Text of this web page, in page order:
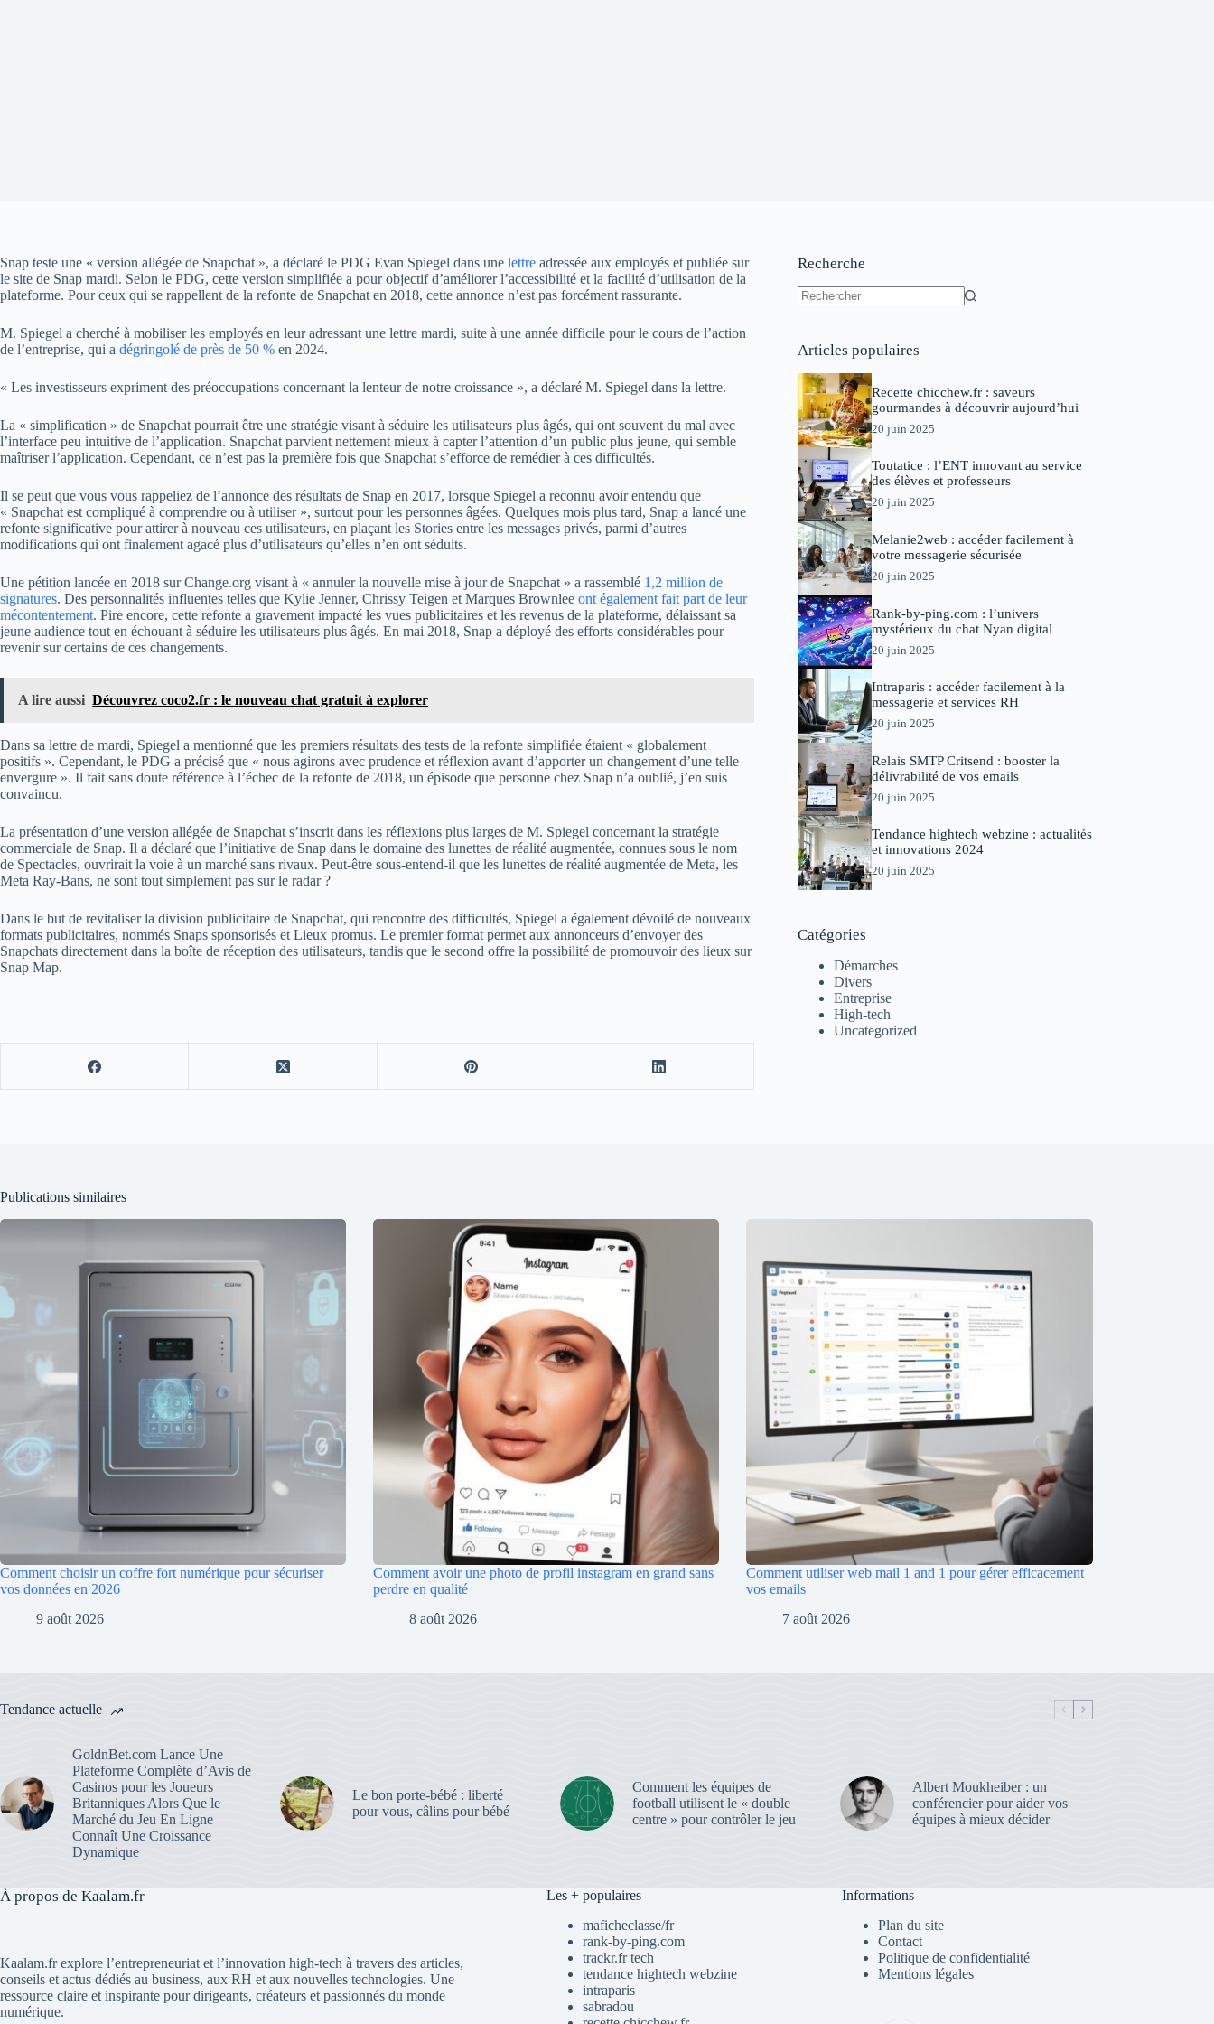
Snap teste une « version allégée de Snapchat », a déclaré le PDG Evan Spiegel dans une lettre adressée aux employés et publiée sur
le site de Snap mardi. Selon le PDG, cette version simplifiée a pour objectif d’améliorer l’accessibilité et la facilité d’utilisation de la
plateforme. Pour ceux qui se rappellent de la refonte de Snapchat en 2018, cette annonce n’est pas forcément rassurante.
M. Spiegel a cherché à mobiliser les employés en leur adressant une lettre mardi, suite à une année difficile pour le cours de l’action
de l’entreprise, qui a dégringolé de près de 50 % en 2024.
« Les investisseurs expriment des préoccupations concernant la lenteur de notre croissance », a déclaré M. Spiegel dans la lettre.
La « simplification » de Snapchat pourrait être une stratégie visant à séduire les utilisateurs plus âgés, qui ont souvent du mal avec
l’interface peu intuitive de l’application. Snapchat parvient nettement mieux à capter l’attention d’un public plus jeune, qui semble
maîtriser l’application. Cependant, ce n’est pas la première fois que Snapchat s’efforce de remédier à ces difficultés.
Il se peut que vous vous rappeliez de l’annonce des résultats de Snap en 2017, lorsque Spiegel a reconnu avoir entendu que
« Snapchat est compliqué à comprendre ou à utiliser », surtout pour les personnes âgées. Quelques mois plus tard, Snap a lancé une
refonte significative pour attirer à nouveau ces utilisateurs, en plaçant les Stories entre les messages privés, parmi d’autres
modifications qui ont finalement agacé plus d’utilisateurs qu’elles n’en ont séduits.
Une pétition lancée en 2018 sur Change.org visant à « annuler la nouvelle mise à jour de Snapchat » a rassemblé 1,2 million de
signatures. Des personnalités influentes telles que Kylie Jenner, Chrissy Teigen et Marques Brownlee ont également fait part de leur
mécontentement. Pire encore, cette refonte a gravement impacté les vues publicitaires et les revenus de la plateforme, délaissant sa
jeune audience tout en échouant à séduire les utilisateurs plus âgés. En mai 2018, Snap a déployé des efforts considérables pour
revenir sur certains de ces changements.
A lire aussi Découvrez coco2.fr : le nouveau chat gratuit à explorer
Dans sa lettre de mardi, Spiegel a mentionné que les premiers résultats des tests de la refonte simplifiée étaient « globalement
positifs ». Cependant, le PDG a précisé que « nous agirons avec prudence et réflexion avant d’apporter un changement d’une telle
envergure ». Il fait sans doute référence à l’échec de la refonte de 2018, un épisode que personne chez Snap n’a oublié, j’en suis
convaincu.
La présentation d’une version allégée de Snapchat s’inscrit dans les réflexions plus larges de M. Spiegel concernant la stratégie
commerciale de Snap. Il a déclaré que l’initiative de Snap dans le domaine des lunettes de réalité augmentée, connues sous le nom
de Spectacles, ouvrirait la voie à un marché sans rivaux. Peut-être sous-entend-il que les lunettes de réalité augmentée de Meta, les
Meta Ray-Bans, ne sont tout simplement pas sur le radar ?
Dans le but de revitaliser la division publicitaire de Snapchat, qui rencontre des difficultés, Spiegel a également dévoilé de nouveaux
formats publicitaires, nommés Snaps sponsorisés et Lieux promus. Le premier format permet aux annonceurs d’envoyer des
Snapchats directement dans la boîte de réception des utilisateurs, tandis que le second offre la possibilité de promouvoir des lieux sur
Snap Map.
Recherche
Articles populaires
Recette chicchew.fr : saveurs
gourmandes à découvrir aujourd’hui
20 juin 2025
Toutatice : l’ENT innovant au service
des élèves et professeurs
20 juin 2025
Melanie2web : accéder facilement à
votre messagerie sécurisée
20 juin 2025
Rank-by-ping.com : l’univers
mystérieux du chat Nyan digital
20 juin 2025
Intraparis : accéder facilement à la
messagerie et services RH
20 juin 2025
Relais SMTP Critsend : booster la
délivrabilité de vos emails
20 juin 2025
Tendance hightech webzine : actualités
et innovations 2024
20 juin 2025
Catégories
Démarches
Divers
Entreprise
High-tech
Uncategorized
Publications similaires
Comment choisir un coffre fort numérique pour sécuriser
vos données en 2026
9 août 2026
Comment avoir une photo de profil instagram en grand sans
perdre en qualité
8 août 2026
Comment utiliser web mail 1 and 1 pour gérer efficacement
vos emails
7 août 2026
Tendance actuelle
GoldnBet.com Lance Une
Plateforme Complète d’Avis de
Casinos pour les Joueurs
Britanniques Alors Que le
Marché du Jeu En Ligne
Connaît Une Croissance
Dynamique
Le bon porte-bébé : liberté
pour vous, câlins pour bébé
Comment les équipes de
football utilisent le « double
centre » pour contrôler le jeu
Albert Moukheiber : un
conférencier pour aider vos
équipes à mieux décider
À propos de Kaalam.fr
Kaalam.fr explore l’entrepreneuriat et l’innovation high-tech à travers des articles,
conseils et actus dédiés au business, aux RH et aux nouvelles technologies. Une
ressource claire et inspirante pour dirigeants, créateurs et passionnés du monde
numérique.
Les + populaires
maficheclasse/fr
rank-by-ping.com
trackr.fr tech
tendance hightech webzine
intraparis
sabradou
Informations
Plan du site
Contact
Politique de confidentialité
Mentions légales